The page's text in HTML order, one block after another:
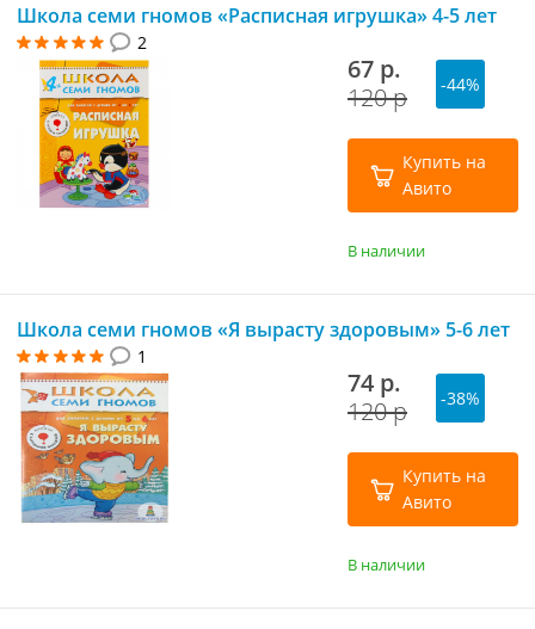
Школа семи гномов «Расписная игрушка» 4-5 лет
2
67 р.
120 р
-44%
Купить на
Авито
В наличии
Школа семи гномов «Я вырасту здоровым» 5-6 лет
1
74 р.
120 р
-38%
Купить на
Авито
В наличии